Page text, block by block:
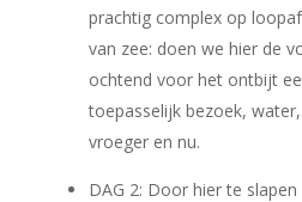
prachtig complex op
van zee: doen we hier de
ochtend voor het ontbijt
toepasselijk bezoek,
vroeger en nu.
DAG 2: Door hier te slapen